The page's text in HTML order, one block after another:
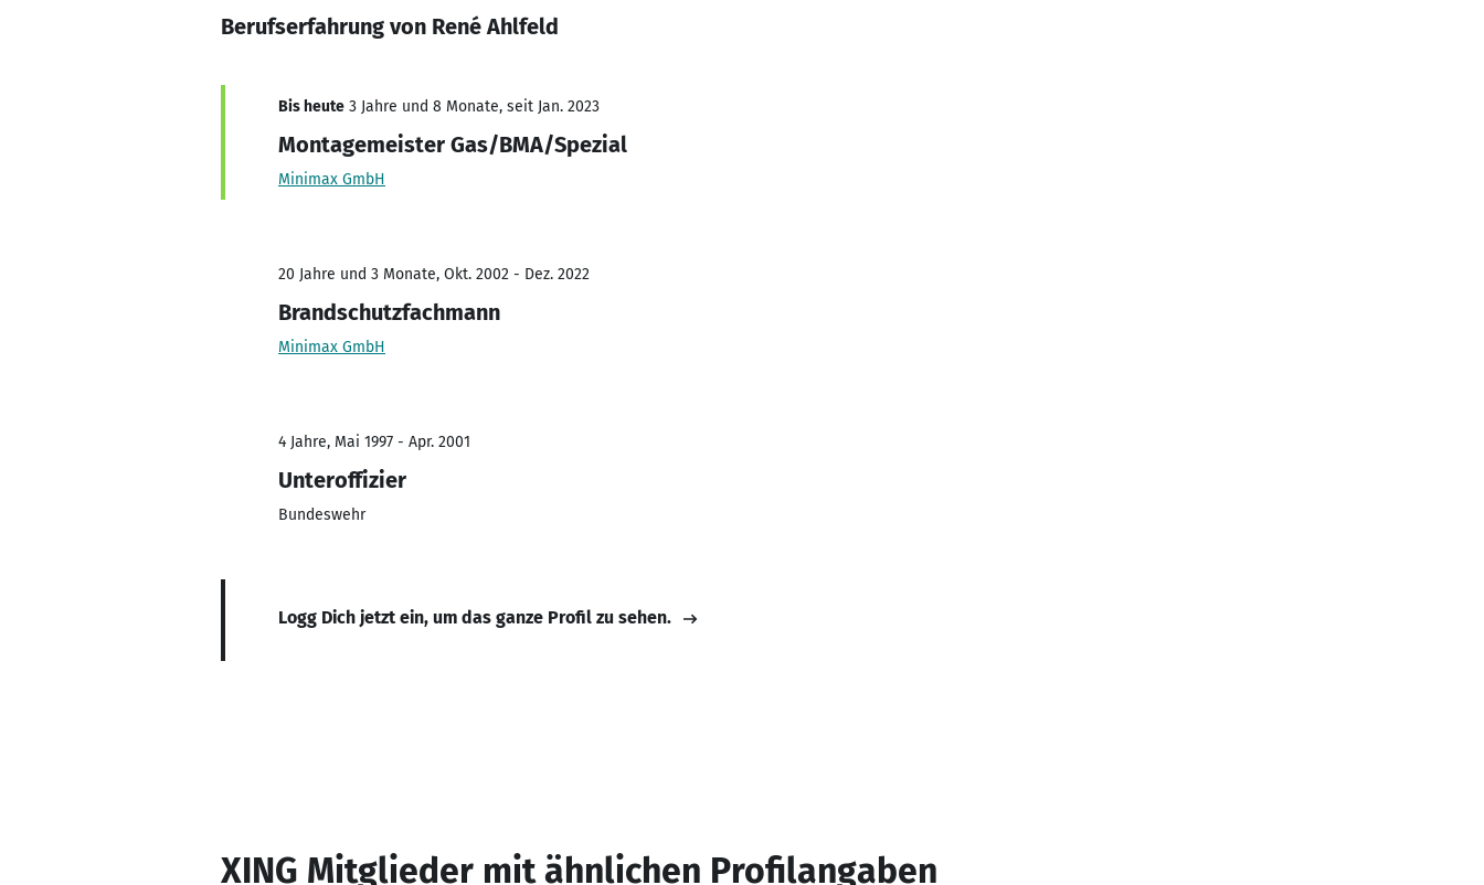
Berufserfahrung von René Ahlfeld
Bis heute 3 Jahre und 8 Monate, seit Jan. 2023
Montagemeister Gas/BMA/Spezial
Minimax GmbH
20 Jahre und 3 Monate, Okt. 2002 - Dez. 2022
Brandschutzfachmann
Minimax GmbH
4 Jahre, Mai 1997 - Apr. 2001
Unteroffizier
Bundeswehr
Logg Dich jetzt ein, um das ganze Profil zu sehen.
XING Mitglieder mit ähnlichen Profilangaben